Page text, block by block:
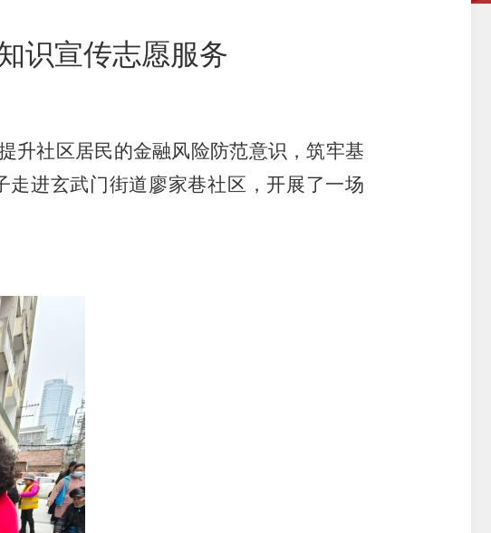
识宣传志愿服务
升社区居民的金融风险防范意识，筑牢基
进玄武门街道廖家巷社区，开展了一场